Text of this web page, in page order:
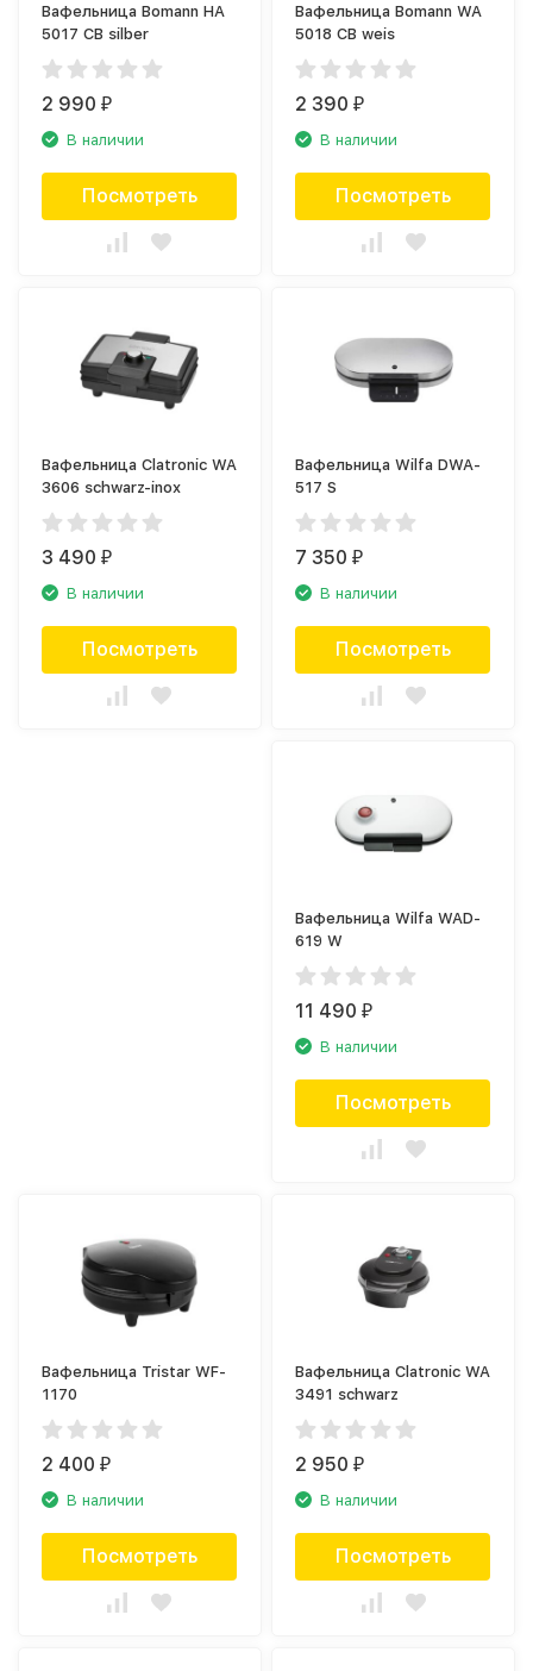
Вафельница Bomann HA
5017 CB silber
2 990₽
В наличии
Посмотреть
Вафельница Bomann WA
5018 CB weis
2 390₽
В наличии
Посмотреть
Вафельница Clatronic WA
3606 schwarz-inox
3 490₽
В наличии
Посмотреть
Вафельница Wilfa DWA-
517 S
7 350₽
В наличии
Посмотреть
Вафельница Wilfa WAD-
619 W
11 490₽
В наличии
Посмотреть
Вафельница Tristar WF-
1170
2 400₽
В наличии
Посмотреть
Вафельница Clatronic WA
3491 schwarz
2 950₽
В наличии
Посмотреть